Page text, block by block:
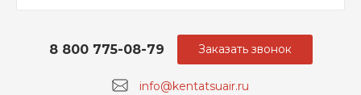
info@kentatsuair.ru
8 800 775-08-79 Заказать звонок